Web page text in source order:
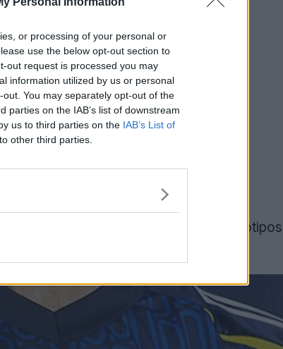
or processing of your personal or
use the below opt-out section to
out request is processed you may
information utilized by us or personal
You may separately opt-out of the
parties on the IAB’s list of downstream
us to third parties on the IAB’s List of
other third parties.
uma base azul-marinho com